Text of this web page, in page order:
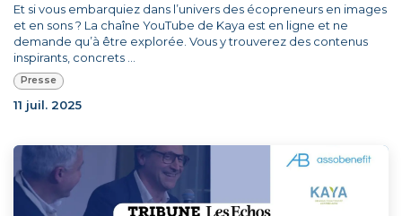
Et si vous embarquiez dans l’univers des écopreneurs en images
et en sons ? La chaîne YouTube de Kaya est en ligne et ne
demande qu’à être explorée. Vous y trouverez des contenus
inspirants, concrets ...
Presse
11 juil. 2025